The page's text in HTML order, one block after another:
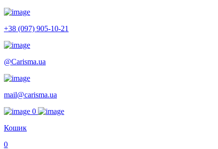
+38 (097) 905-10-21
@Carisma.ua
mail@carisma.ua
0
Кошик
0